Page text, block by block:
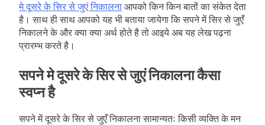
मे दूसरे के सिर से जुएं निकालना आपको किन किन बातों का संकेत देता
है। साथ ही साथ आपको यह भी बताया जायेगा कि सपने में सिर से जुएँ
निकालने के और क्या क्या अर्थ होते है तो आइये अब यह लेख पढ़ना
प्रारम्भ करते है।
सपने मे दूसरे के सिर से जुएं निकालना कैसा
स्वप्न है
सपने में दूसरे के सिर से जुएँ निकालना सामान्यतः किसी व्यक्ति के मन